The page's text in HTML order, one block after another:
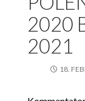
2020
2021
18.